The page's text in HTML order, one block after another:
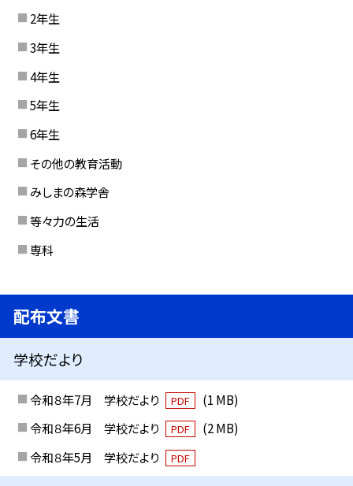
2年生
3年生
4年生
5年生
6年生
その他の教育活動
みしまの森学舎
等々力の生活
専科
配布文書
学校だより
令和８年7月 学校だより PDF
(1 MB)
令和８年6月 学校だより
PDF
(2 MB)
令和８年5月 学校だより
PDF